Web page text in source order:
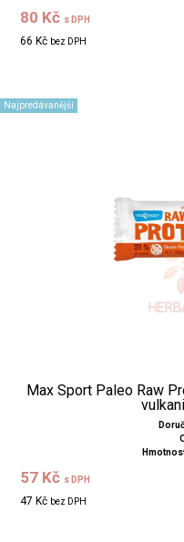
80 Kč s DPH
66 Kč bez DPH
Najpredávanější
Max Sport Paleo Raw
57 Kč s DPH
47 Kč bez DPH